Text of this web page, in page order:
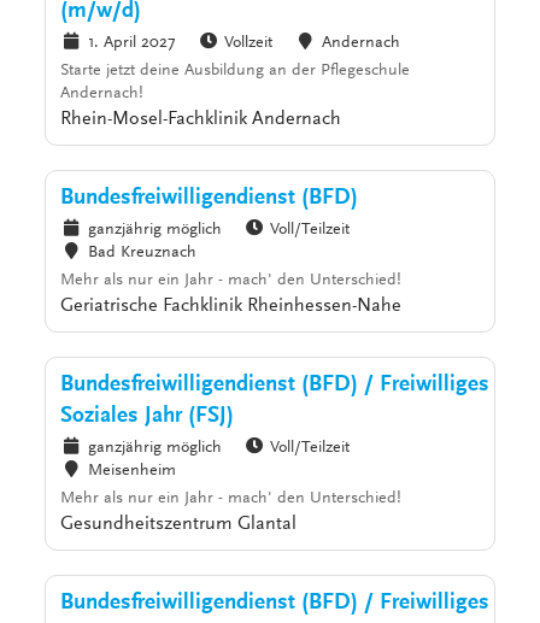
(m/w/d)
1. April 2027 Vollzeit
Andernach
Starte jetzt deine Ausbildung an der Pflegeschule
Andernach!
Rhein-Mosel-Fachklinik Andernach
Bundesfreiwilligendienst (BFD)
ganzjährig möglich
Voll/Teilzeit
Bad Kreuznach
Mehr als nur ein Jahr - mach' den Unterschied!
Geriatrische Fachklinik Rheinhessen-Nahe
Bundesfreiwilligendienst (BFD) / Freiwilliges
Soziales Jahr (FSJ)
ganzjährig möglich
Voll/Teilzeit
Meisenheim
Mehr als nur ein Jahr - mach' den Unterschied!
Gesundheitszentrum Glantal
Bundesfreiwilligendienst (BFD) / Freiwilliges